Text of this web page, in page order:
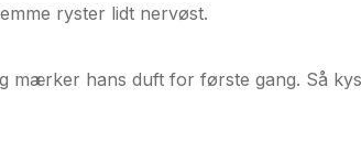
ryster lidt nervøst.
mærker hans duft for første gang. Så